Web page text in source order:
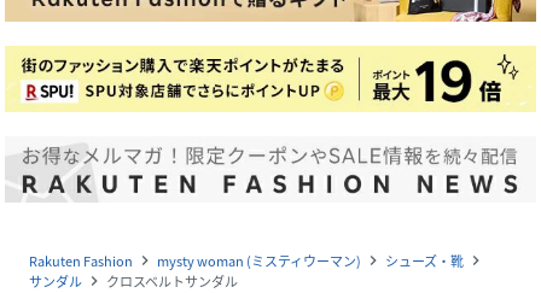
Rakuten Fashion navigate_next mysty woman (ミスティウーマン) navigate_next シューズ・靴 navigate_next
サンダル navigate_next クロスベルトサンダル